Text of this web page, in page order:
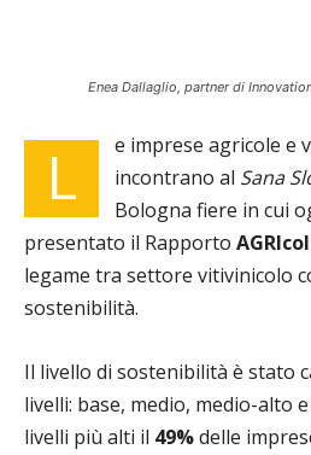
Enea Dallaglio, partner di
L
e imprese agricole e
incontrano al Sana
Bologna fiere in cui
presentato il Rapporto
legame tra settore vitivinicolo
sostenibilità.
Il livello di sostenibilità è stato
livelli: base, medio, medio-alto
livelli più alti il 49%delle